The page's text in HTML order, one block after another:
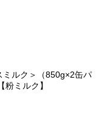
ミルク＞（850g×2缶パ
ミルク】